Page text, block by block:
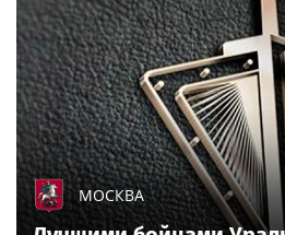
МОСКВА